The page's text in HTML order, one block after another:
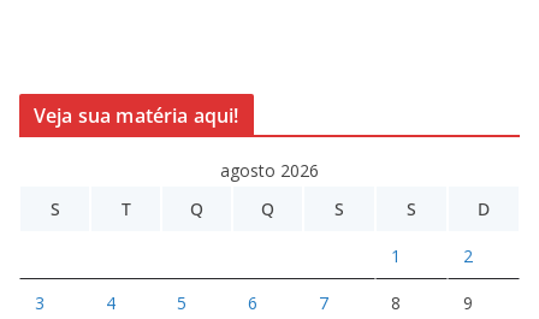
Veja sua matéria aqui!
agosto 2026
S
T Q Q S S D
1 2
3 4 5 6 7 8 9